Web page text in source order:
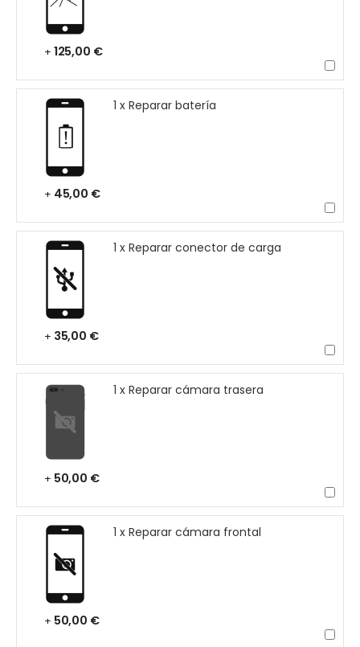
+ 125,00 €
1 x Reparar batería
+ 45,00 €
1 x Reparar conector de carga
+ 35,00 €
1 x Reparar cámara trasera
+ 50,00 €
1 x Reparar cámara frontal
+ 50,00 €